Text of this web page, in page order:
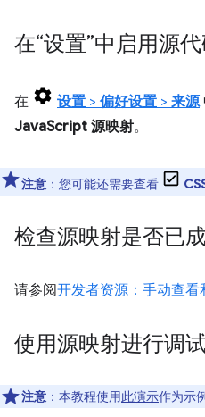
在“设置”中启用源
在 设置 > 偏好设置 > 来源
JavaScript 源映射。
注意 ：您可能还需要查看
检查源映射是否已
请参阅开发者资源：手动查
使用源映射进行调试
注意 ：本教程使用此演示作为示例